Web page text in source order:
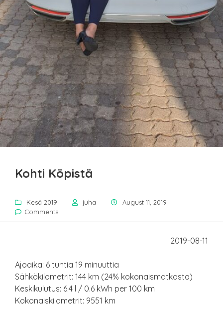
Kohti Köpistä
Kesä 2019 juha
August 11, 2019
Comments
2019-08-11
Ajoaika: 6 tuntia 19 minuuttia
Sähkökilometrit: 144 km (24% kokonaismatkasta)
Keskikulutus: 6.4 l / 0.6 kWh per 100 km
Kokonaiskilometrit: 9551 km